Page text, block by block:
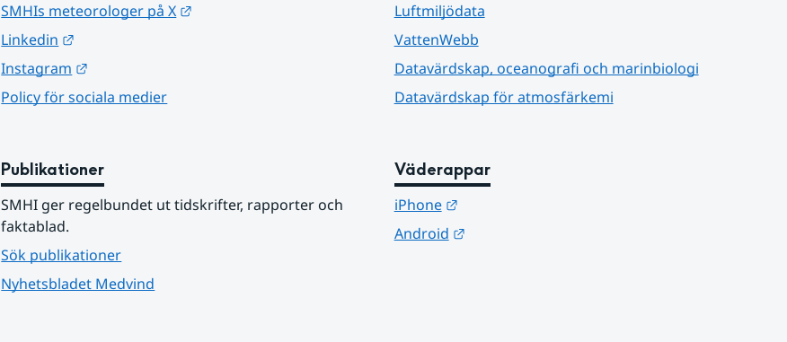
SMHIs meteorologer på X
Linkedin
Instagram
Policy för sociala medier
Luftmiljödata
VattenWebb
Datavärdskap, oceanografi och marinbiologi
Datavärdskap för atmosfärkemi
Publikationer
SMHI ger regelbundet ut tidskrifter, rapporter och
faktablad.
Sök publikationer
Nyhetsbladet Medvind
Väderappar
iPhone
Länk till annan webbplats.
Android
Länk till annan webbplats.